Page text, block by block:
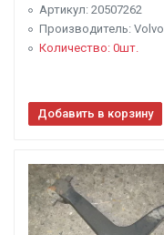
Артикул: 20507262
Производитель: Volvo
Количество: 0шт.
Добавить в корзину